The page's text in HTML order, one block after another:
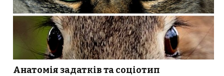
Анатомія задатків та соціотип